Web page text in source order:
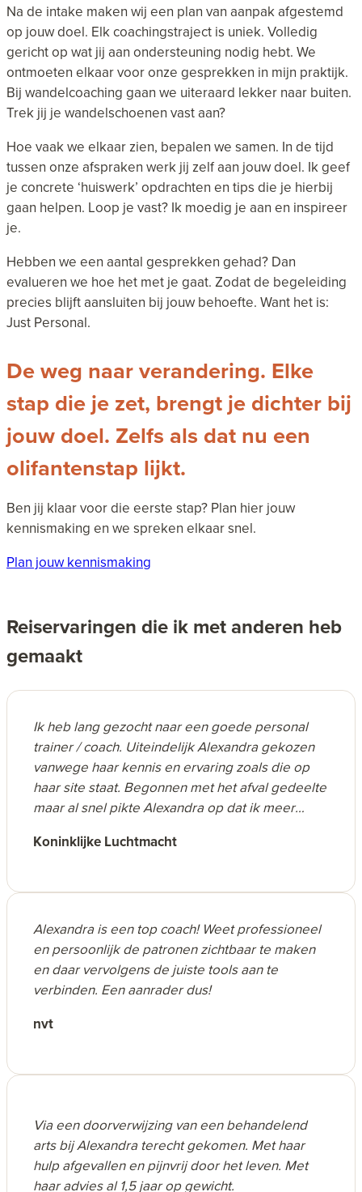
Na de intake maken wij een plan van aanpak afgestemd
op jouw doel. Elk coachingstraject is uniek. Volledig
gericht op wat jij aan ondersteuning nodig hebt. We
ontmoeten elkaar voor onze gesprekken in mijn praktijk.
Bij wandelcoaching gaan we uiteraard lekker naar buiten.
Trek jij je wandelschoenen vast aan?
Hoe vaak we elkaar zien, bepalen we samen. In de tijd
tussen onze afspraken werk jij zelf aan jouw doel. Ik geef
je concrete ‘huiswerk’ opdrachten en tips die je hierbij
gaan helpen. Loop je vast? Ik moedig je aan en inspireer
je.
Hebben we een aantal gesprekken gehad? Dan
evalueren we hoe het met je gaat. Zodat de begeleiding
precies blijft aansluiten bij jouw behoefte. Want het is:
Just Personal.
De weg naar verandering. Elke
stap die je zet, brengt je dichter bij
jouw doel. Zelfs als dat nu een
olifantenstap lijkt.
Ben jij klaar voor die eerste stap? Plan hier jouw
kennismaking en we spreken elkaar snel.
Plan jouw kennismaking
Reiservaringen die ik met anderen heb
gemaakt
Ik heb lang gezocht naar een goede personal
trainer / coach. Uiteindelijk Alexandra gekozen
vanwege haar kennis en ervaring zoals die op
haar site staat. Begonnen met het afval gedeelte
maar al snel pikte Alexandra op dat ik meer
me op een zeer praktische manier heel erg
iets aan te doen. Ze spiegelt enorm goed en
Daarnaast is het ook nog eens een heel erg fijn
mens waar je makkelijk mee praat en makkelijk
mee deelt. Ik raad haar zeker aan voor mensen
die aan een stuk persoonlijke ontwikkeling
Koninklijke Luchtmacht
Alexandra is een top coach! Weet professioneel
en persoonlijk de patronen zichtbaar te maken
en daar vervolgens de juiste tools aan te
verbinden. Een aanrader dus!
nvt
Via een doorverwijzing van een behandelend
arts bij Alexandra terecht gekomen. Met haar
hulp afgevallen en pijnvrij door het leven. Met
haar advies al 1,5 jaar op gewicht.